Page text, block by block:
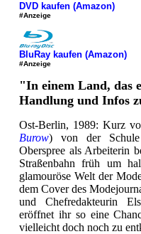
DVD kaufen (Amazon)
#Anzeige
BluRay kaufen (Amazon)
#Anzeige
"In einem Land, das
Handlung und Infos
Ost-Berlin, 1989: Kurz
Burow) von der
Oberspree als Arbeiterin
Straßenbahn früh um
glamouröse Welt der
dem Cover des
und Chefredakteurin
eröffnet ihr so eine
vielleicht doch noch zu